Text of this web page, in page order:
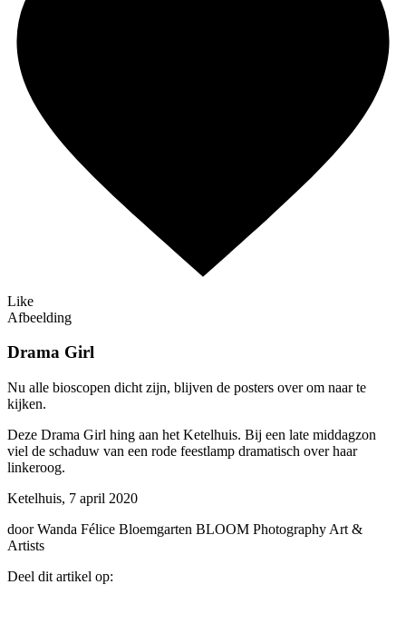
Like
Afbeelding
Drama Girl
Nu alle bioscopen dicht zijn, blijven de posters over om naar te
kijken.
Deze Drama Girl hing aan het Ketelhuis. Bij een late middagzon
viel de schaduw van een rode feestlamp dramatisch over haar
linkeroog.
Ketelhuis, 7 april 2020
door Wanda Félice Bloemgarten BLOOM Photography Art &
Artists
Deel dit artikel op: